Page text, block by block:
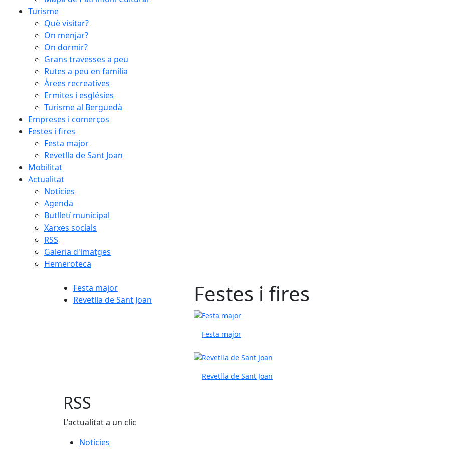
Turisme
Què visitar?
On menjar?
On dormir?
Grans travesses a peu
Rutes a peu en família
Àrees recreatives
Ermites i esglésies
Turisme al Berguedà
Empreses i comerços
Festes i fires
Festa major
Revetlla de Sant Joan
Mobilitat
Actualitat
Notícies
Agenda
Butlletí municipal
Xarxes socials
RSS
Galeria d'imatges
Hemeroteca
Festa major
Revetlla de Sant Joan
Festes i fires
Festa major
Revetlla de Sant Joan
RSS
L'actualitat a un clic
Notícies